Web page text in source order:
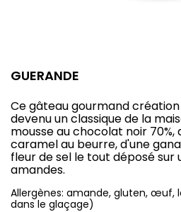
GUERANDE
Ce gâteau gourmand
devenu un classique de la
mousse au chocolat noir
caramel au beurre, d'une
fleur de sel le tout déposé sur
amandes.
Allergènes: amande, gluten, œuf,
dans le glaçage)